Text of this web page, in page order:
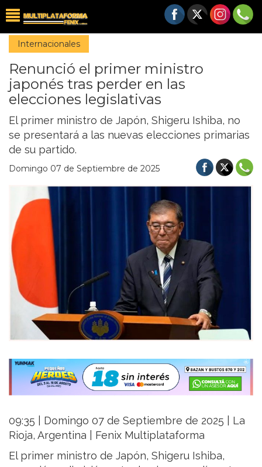
Internacionales
Renunció el primer ministro
japonés tras perder en las
elecciones legislativas
El primer ministro de Japón, Shigeru Ishiba, no
se presentará a las nuevas elecciones primarias
de su partido.
Domingo 07 de Septiembre de 2025
09:35 | Domingo 07 de Septiembre de 2025 | La
Rioja, Argentina | Fenix Multiplataforma
El primer ministro de Japón, Shigeru Ishiba,